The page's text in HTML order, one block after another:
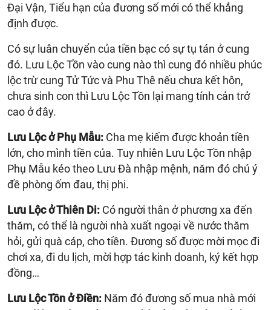
Đại Vận, Tiểu hạn của đương số mới có thể khẳng
định được.
Có sự luân chuyển của tiền bạc có sự tụ tán ở cung
đó. Lưu Lộc Tồn vào cung nào thì cung đó nhiều phúc
lộc trừ cung Tử Tức và Phu Thê nếu chưa kết hôn,
chưa sinh con thì Lưu Lộc Tồn lại mang tính cản trở
cao ở đây.
Lưu Lộc ở Phụ Mẫu: Cha mẹ kiếm được khoản tiền
lớn, cho mình tiền của. Tuy nhiên Lưu Lộc Tồn nhập
Phụ Mẫu kéo theo Lưu Đà nhập mệnh, năm đó chú ý
đề phòng ốm đau, thị phi.
Lưu Lộc ở Thiên Di: Có người thân ở phương xa đến
thăm, có thể là người nhà xuất ngoại về nước thăm
hỏi, gửi quà cáp, cho tiền. Đương số được mời mọc đi
chơi xa, đi du lịch, mời hợp tác kinh doanh, ký kết hợp
đồng…
Lưu Lộc Tồn ở Điền: Năm đó đương số mua nhà mới